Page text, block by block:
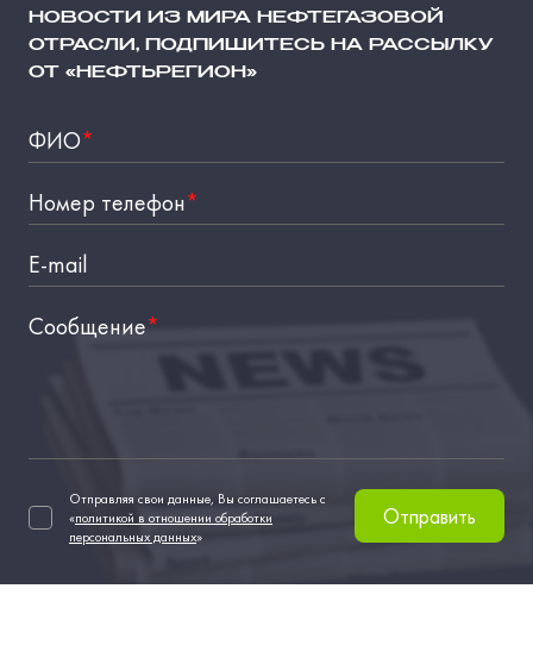
НОВОСТИ ИЗ МИРА НЕФТЕГАЗОВОЙ
ОТРАСЛИ, ПОДПИШИТЕСЬ НА РАССЫЛКУ
ОТ «НЕФТЬРЕГИОН»
ФИО*
Номер телефон*
E-mail
Сообщение*
Отправляя свои данные, Вы соглашаетесь с
«политикой в отношении обработки
персональных данных»
Отправить